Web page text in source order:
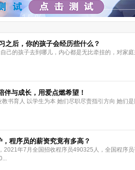
之后，你的孩子会经历些什么？
己的孩子去到哪儿，内心都是无比牵挂的，对家
伴与成长，用爱点燃希望！
书育人 以学生为本 她们尽职尽责指引方向 她们
程序员的薪资究竟有多高？
2021年7月全国招收程序员490325人，全国程序员